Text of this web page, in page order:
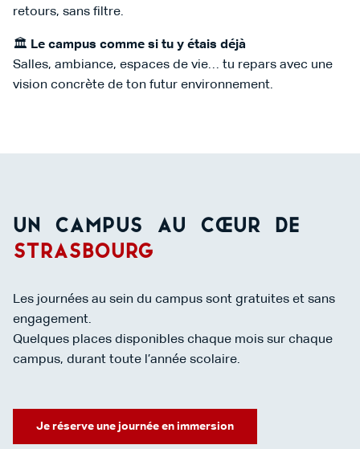
retours, sans filtre.
🏛️ Le campus comme si tu y étais déjà
Salles, ambiance, espaces de vie… tu repars avec une
vision concrète de ton futur environnement.
Un campus au cœur de
Strasbourg
Les journées au sein du campus sont gratuites et sans
engagement.
Quelques places disponibles chaque mois sur chaque
campus, durant toute l’année scolaire.
Je réserve une journée en immersion